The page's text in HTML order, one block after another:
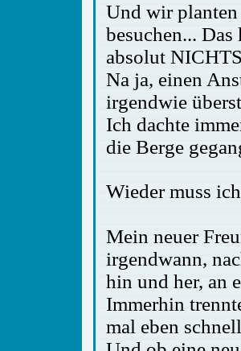
Und wir planten
besuchen...
absolut
Na ja, einen
irgendwie
Ich dachte
die Berge
Wieder muss
Mein neuer
irgendwann,
hin und her, an
Immerhin
mal eben